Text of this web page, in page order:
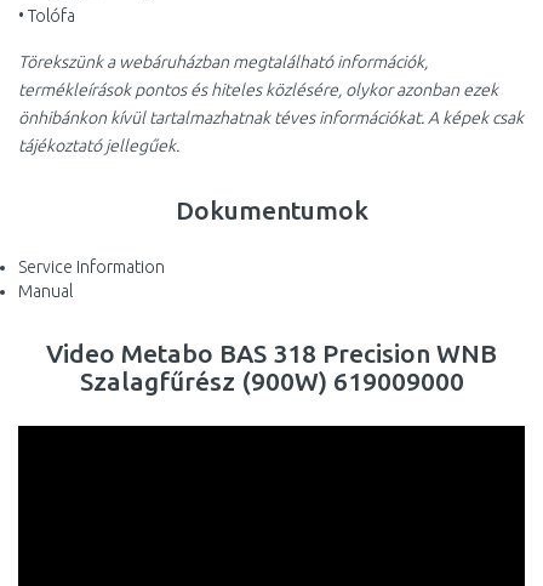
• Tolófa
Törekszünk a webáruházban megtalálható információk,
termékleírások pontos és hiteles közlésére, olykor azonban ezek
önhibánkon kívül tartalmazhatnak téves információkat. A képek csak
tájékoztató jellegűek.
Dokumentumok
Service Information
Manual
Video Metabo BAS 318 Precision WNB
Szalagfűrész (900W) 619009000